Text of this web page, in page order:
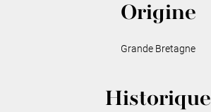
Origine
Grande Bretagne
Historique